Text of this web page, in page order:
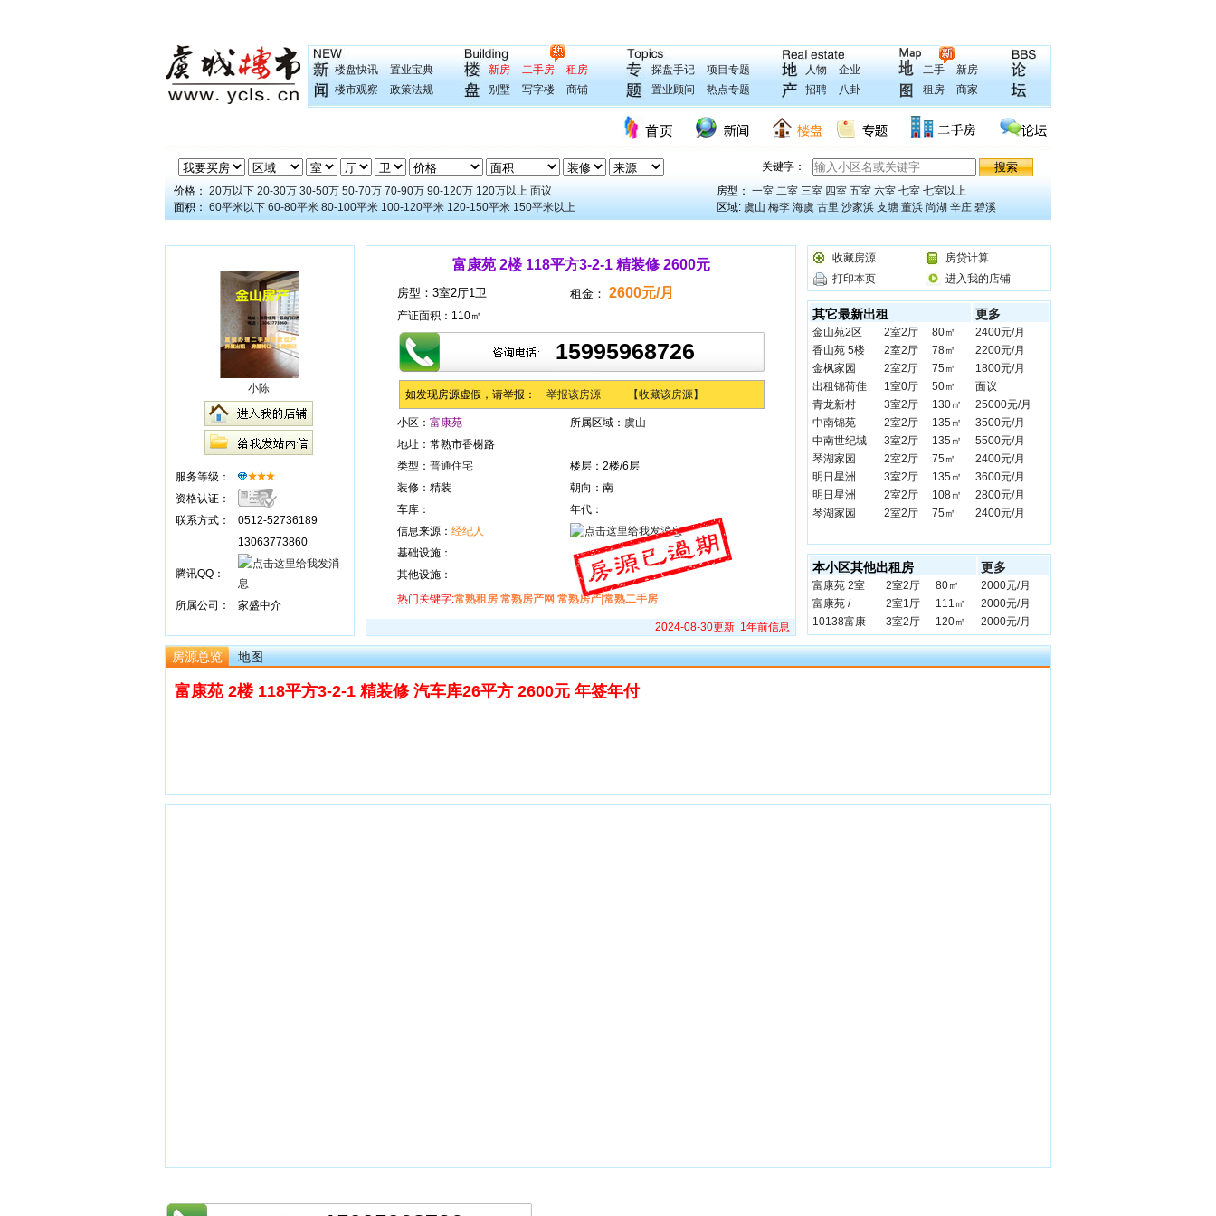
楼盘快讯
置业宝典
楼市观察
政策法规
新房 二手房
租房
别墅
写字楼 商铺
探盘手记
项目专题
置业顾问
热点专题
人物
企业
招聘
八卦
二手
新房
租房
商家
价格： 20万以下 20-30万 30-50万 50-70万 70-90万 90-120万 120万以上 面议
面积： 60平米以下 60-80平米 80-100平米 100-120平米 120-150平米 150平米以上
房型： 一室 二室 三室 四室 五室 六室 七室 七室以上
区域: 虞山 梅李 海虞 古里 沙家浜 支塘 董浜 尚湖 辛庄 碧溪
小陈
服务等级：
资格认证：
联系方式：
0512-52736189
13063773860
腾讯QQ：
所属公司： 家盛中介
富康苑 2楼 118平方3-2-1 精装修 2600元
房型： 3室2厅1卫 租金： 2600元/月
产证面积： 110㎡
15995968726
如发现房源虚假，请举报： 举报该房源 【收藏该房源】
小区： 富康苑 所属区域： 虞山
地址：常熟市香榭路
类型： 普通住宅
楼层：2楼/6层
装修：精装
朝向：南
车库：
年代：
信息来源： 经纪人
基础设施：
其他设施：
热门关键字:常熟租房 常熟房产网 常熟房产 常熟二手房
2024-08-30更新 1年前信息
收藏房源
房贷计算
打印本页
进入我的店铺
其它最新出租 更多
金山苑2区 2室2厅 80㎡
2400元/月
香山苑 5楼
2室2厅 78㎡
2200元/月
金枫家园
2室2厅 75㎡
1800元/月
出租锦荷佳
1室0厅 50㎡
面议
青龙新村
3室2厅 130㎡
25000元/月
中南锦苑
2室2厅 135㎡
3500元/月
中南世纪城
3室2厅 135㎡
5500元/月
琴湖家园
2室2厅 75㎡
2400元/月
明日星洲
3室2厅 135㎡
3600元/月
明日星洲
2室2厅 108㎡
2800元/月
琴湖家园
2室2厅 75㎡ 2400元/月
本小区其他出租房 更多
富康苑 2室 2室2厅 80㎡
2000元/月
富康苑 /
2室1厅 111㎡
2000元/月
10138富康
3室2厅 120㎡ 2000元/月
房源总览 地图
富康苑 2楼 118平方3-2-1 精装修 汽车库26平方 2600元 年签年付